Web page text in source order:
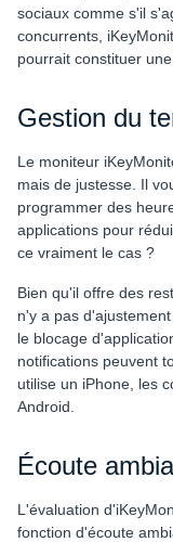
sociaux comme s'il
concurrents,
pourrait constituer
Gestion du
Le moniteur
mais de justesse. Il
programmer des
applications pour
ce vraiment le cas ?
Bien qu'il offre des
n'y a pas
le blocage
notifications peuvent
utilise un iPhone, les
Android.
Écoute
L'évaluation
fonction d'écoute